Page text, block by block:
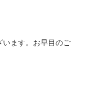
ます。お早目のご